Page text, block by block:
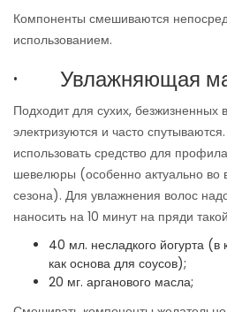
Компоненты смешиваются
использованием.
· Увлажняющая
Подходит для сухих, безжизненных
электризуются и часто
использовать средство для
шевелюры (особенно актуально во
сезона). Для увлажнения волос
наносить на 10 минут на пряди
40 мл. несладкого йогурта (в
как основа для соусов);
20 мг. арганового масла;